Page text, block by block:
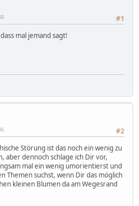
#1
mal jemand sagt!
#2
Störung ist das noch ein wenig zu
aber dennoch schlage ich Dir vor,
mal ein wenig umorientierst und
Themen suchst, wenn Dir das möglich
kleinen Blumen da am Wegesrand